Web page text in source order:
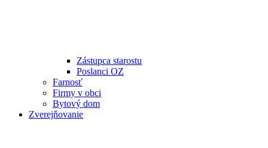
Zástupca starostu
Poslanci OZ
Farnosť
Firmy v obci
Bytový dom
Zverejňovanie